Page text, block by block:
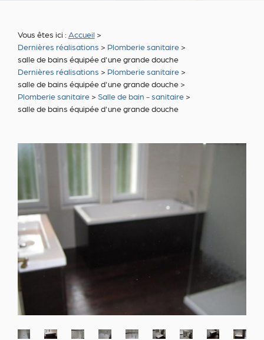
Vous êtes ici : Accueil >
Dernières réalisations > Plomberie sanitaire>
salle de bains équipée d'une grande douche
Dernières réalisations > Plomberie sanitaire>
salle de bains équipée d'une grande douche>
Plomberie sanitaire> Salle de bain - sanitaire>
salle de bains équipée d'une grande douche